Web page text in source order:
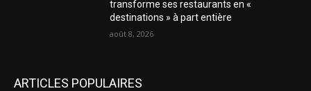
transforme ses restaurants en «
destinations » à part entière
août 8, 2026
ARTICLES POPULAIRES